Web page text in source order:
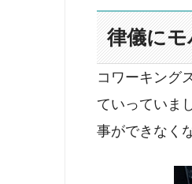
律儀に
コワーキング
ていっていま
事ができなく